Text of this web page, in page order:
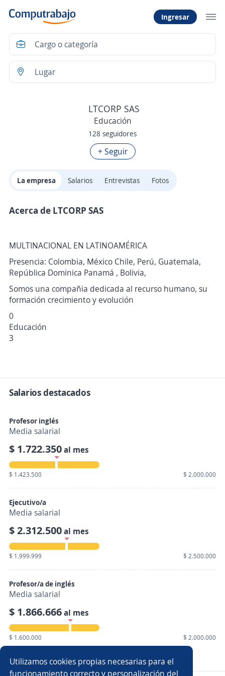
Utilizamos cookies propias necesarias para el
funcionamiento correcto y personalización del
Ingresar
LTCORP SAS
Educación
128 seguidores
+ Seguir
La empresa Salarios Entrevistas Fotos
Acerca de LTCORP SAS
MULTINACIONAL EN LATINOAMÉRICA
Presencia: Colombia, México Chile, Perú, Guatemala,
República Dominica Panamá , Bolivia,
Somos una compañia dedicada al recurso humano, su
formación crecimiento y evolución
0
Educación
3
Salarios destacados
Profesor inglés
Media salarial
$ 1.722.350al mes
$ 1.423.500 $ 2.000.000
Ejecutivo/a
Media salarial
$ 2.312.500al mes
$ 1.999.999 $ 2.500.000
Profesor/a de inglés
Media salarial
$ 1.866.666al mes
$ 1.600.000 $ 2.000.000
Mostrar 34 salarios